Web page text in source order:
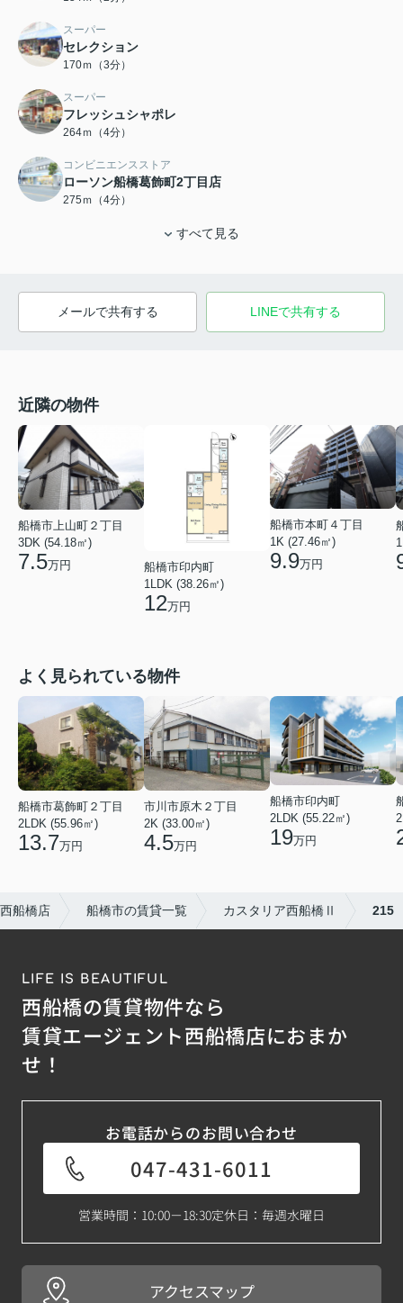
スーパー
セレクション
170ｍ（3分）
スーパー
フレッシュシャポレ
264ｍ（4分）
コンビニエンスストア
ローソン船橋葛飾町2丁目店
275ｍ（4分）
すべて見る
メールで共有する LINEで共有する
近隣の物件
船橋市上山町２丁目
3DK (54.18㎡)
7.5万円
船橋市印内町
1LDK (38.26㎡)
12万円
船橋市本町４丁目
1K (27.46㎡)
9.9万円
よく見られている物件
船橋市葛飾町２丁目
2LDK (55.96㎡)
13.7万円
市川市原木２丁目
2K (33.00㎡)
4.5万円
船橋市印内町
2LDK (55.22㎡)
19万円
船橋店 船橋市の賃貸一覧 カスタリア西船橋Ⅱ 215
LIFE IS BEAUTIFUL
西船橋の賃貸物件なら
賃貸エージェント西船橋店におまか
せ！
お電話からのお問い合わせ
047-431-6011
営業時間：10:00－18:30定休日：毎週水曜日
アクセスマップ